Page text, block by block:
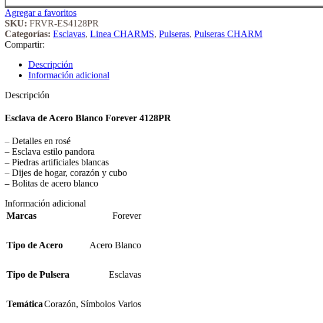
Agregar a favoritos
SKU: FRVR-ES4128PR
Categorías: Esclavas, Linea CHARMS, Pulseras, Pulseras CHARM
Compartir:
Descripción
Información adicional
Descripción
Esclava de Acero Blanco Forever 4128PR
– Detalles en rosé
– Esclava estilo pandora
– Piedras artificiales blancas
– Dijes de hogar, corazón y cubo
– Bolitas de acero blanco
Información adicional
Marcas
Forever
Tipo de Acero Acero Blanco
Tipo de Pulsera Esclavas
TemáticaCorazón, Símbolos Varios